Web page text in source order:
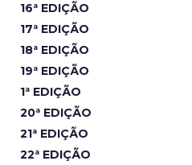
16ª EDIÇÃO
17ª EDIÇÃO
18ª EDIÇÃO
19ª EDIÇÃO
1ª EDIÇÃO
20ª EDIÇÃO
21ª EDIÇÃO
22ª EDIÇÃO